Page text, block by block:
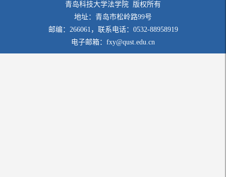
青岛科技大学法学院 版权所有
地址：青岛市松岭路99号
邮编：266061，联系电话：0532-88958919
电子邮箱：fxy@qust.edu.cn